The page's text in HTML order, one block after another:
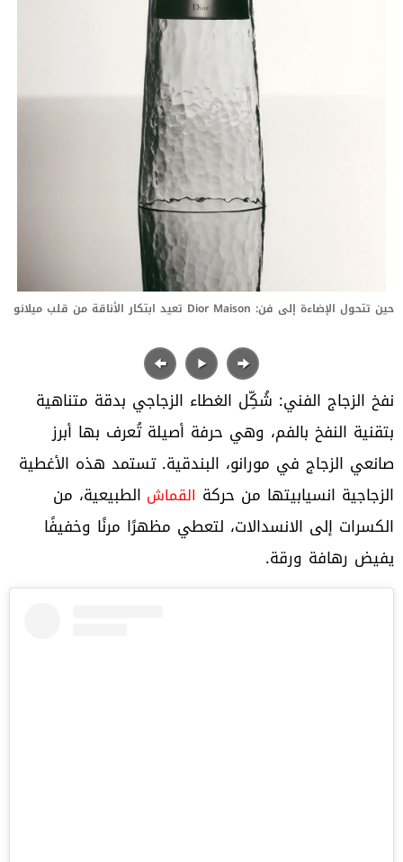
حين تتحول الإضاءة إلى فن: Dior Maison تعيد ابتكار الأناقة من قلب ميلانو
نفخ الزجاج الفني: شُكِّل الغطاء الزجاجي بدقة متناهية
بتقنية النفخ بالفم، وهي حرفة أصيلة تُعرف بها أبرز
صانعي الزجاج في مورانو، البندقية. تستمد هذه الأغطية
الزجاجية انسيابيتها من حركة القماش الطبيعية، من
الكسرات إلى الانسدالات، لتعطي مظهرًا مرنًا وخفيفًا
يفيض رهافة ورقة.